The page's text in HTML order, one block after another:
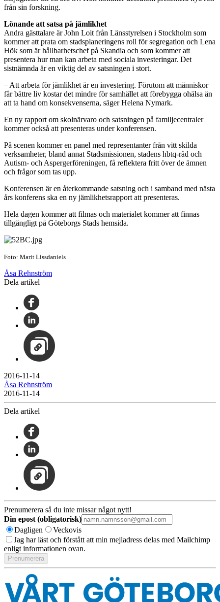
från sin forskning.
Lönande att satsa på jämlikhet
Andra gästtalare är John Loit från Länsstyrelsen i Stockholm som
kommer att prata om stadsplaneringens roll för segregation och Lena
Hök som är hållbarhetschef på Skandia och som kommer att
presentera hur man kan arbeta med sociala investeringar. Det
sistnämnda är en viktig del av satsningen i stort.
– Att arbeta för jämlikhet är en investering. Förutom att människor
får bättre liv kostar det mindre för samhället att förebygga ohälsa än
att ta hand om konsekvenserna, säger Helena Nymark.
En ny rapport om skolnärvaro och satsningen på familjecentraler
kommer också att presenteras under konferensen.
På scenen kommer en panel med representanter från vitt skilda
verksamheter, bland annat Stadsmissionen, stadens hbtq-råd och
Autism- och Aspergerföreningen, få reflektera fritt över de ämnen
och frågor som tas upp.
Konferensen är en återkommande satsning och i samband med nästa
års konferens ska en ny jämlikhetsrapport att presenteras.
Hela dagen kommer att filmas och materialet kommer att finnas
tillgängligt på Göteborgs Stads hemsida.
Foto: Marit Lissdaniels
Åsa Rehnström
Dela artikel
2016-11-14
Åsa Rehnström
2016-11-14
Dela artikel
Prenumerera så du inte missar något nytt!
Din epost (obligatorisk)
Dagligen
Veckovis
Jag har läst och förstått att min mejladress delas med Mailchimp
enligt informationen ovan.